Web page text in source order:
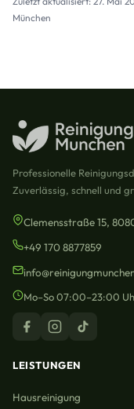
München
Professionelle
Zuverlässig, schnell und
Clemensstraße 15,
+49 170 8877859
Mo–So 07:00–23:00
LEISTUNGEN
Hausreinigung